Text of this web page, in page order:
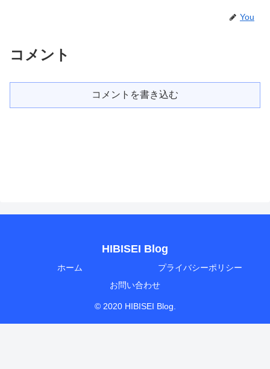
You
コメント
コメントを書き込む
HIBISEI Blog
ホーム
プライバシーポリシー
お問い合わせ
© 2020 HIBISEI Blog.